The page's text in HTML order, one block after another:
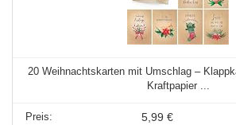
20 Weihnachtskarten mit Umschlag –
Kraftpapier ...
5,99 €